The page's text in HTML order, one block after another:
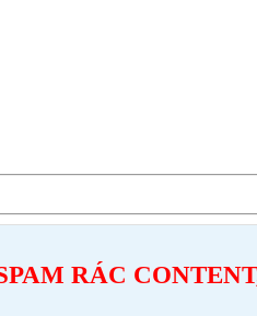
RÁC